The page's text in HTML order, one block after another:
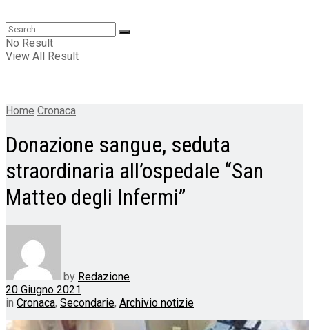
No Result
View All Result
Home Cronaca
Donazione sangue, seduta
straordinaria all’ospedale “San
Matteo degli Infermi”
by Redazione
20 Giugno 2021
in Cronaca, Secondarie, Archivio notizie